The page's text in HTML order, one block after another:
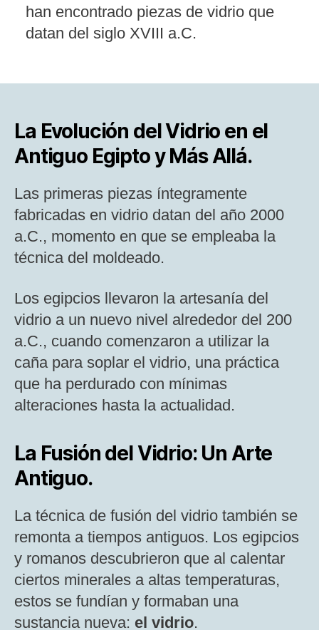
han encontrado piezas de vidrio que
datan del siglo XVIII a.C​.
La Evolución del Vidrio en el
Antiguo Egipto y Más Allá.
Las primeras piezas íntegramente
fabricadas en vidrio datan del año 2000
a.C., momento en que se empleaba la
técnica del moldeado.
Los egipcios llevaron la artesanía del
vidrio a un nuevo nivel alrededor del 200
a.C., cuando comenzaron a utilizar la
caña para soplar el vidrio, una práctica
que ha perdurado con mínimas
alteraciones hasta la actualidad​.
La Fusión del Vidrio: Un Arte
Antiguo.
La técnica de fusión del vidrio también se
remonta a tiempos antiguos. Los egipcios
y romanos descubrieron que al calentar
ciertos minerales a altas temperaturas,
estos se fundían y formaban una
sustancia nueva: el vidrio.